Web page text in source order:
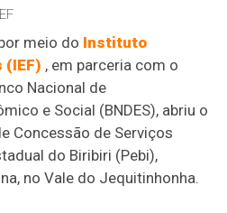
meio do Instituto
(IEF) , em parceria com o
Nacional de
e Social (BNDES), abriu o
Concessão de Serviços
do Biribiri (Pebi),
no Vale do Jequitinhonha.